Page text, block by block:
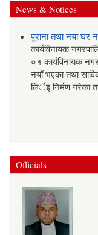
News & Notices
पुराना तथा नया घर
कार्यविनायक
०१ कार्यविनायक
नयाँ भएका तथा
लिर्इ निर्मण गरेका
Officials